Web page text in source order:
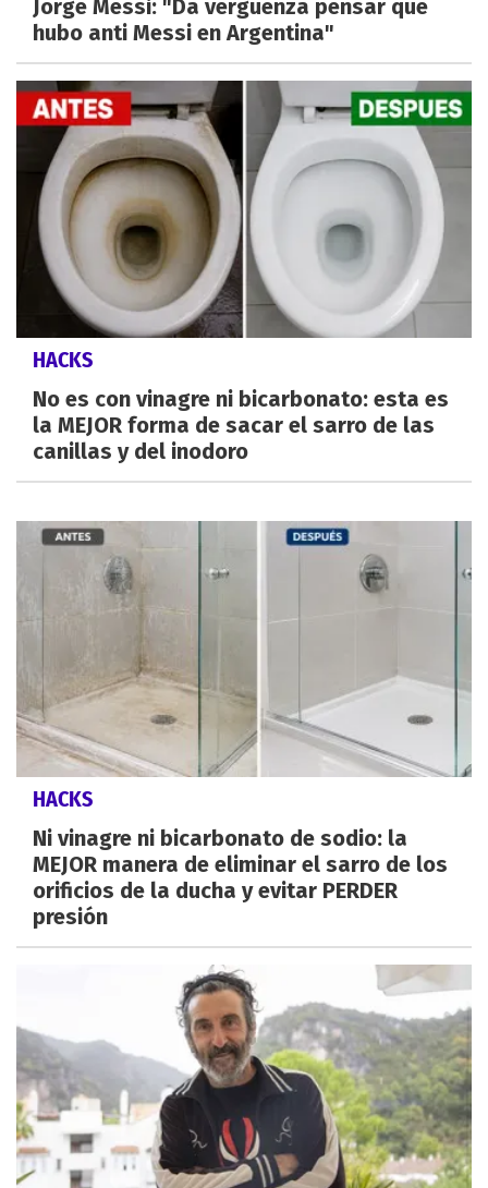
Jorge Messi: "Da vergüenza pensar que
hubo anti Messi en Argentina"
HACKS
No es con vinagre ni bicarbonato: esta es
la MEJOR forma de sacar el sarro de las
canillas y del inodoro
HACKS
Ni vinagre ni bicarbonato de sodio: la
MEJOR manera de eliminar el sarro de los
orificios de la ducha y evitar PERDER
presión